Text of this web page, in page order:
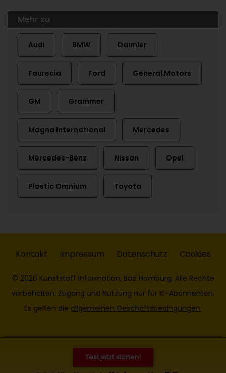
Mehr zu
Audi BMW Daimler
Faurecia Ford General Motors
GM Grammer
Magna International Mercedes
Mercedes-Benz Nissan Opel
Plastic Omnium Toyota
Test jetzt starten!
Kontakt Impressum Datenschutz Cookies
© 2026 Kunststoff Information, Bad Homburg. Alle Rechte
vorbehalten. Zugang und Nutzung nur für KI-Abonnenten.
Es gelten die allgemeinen Geschäftsbedingungen.